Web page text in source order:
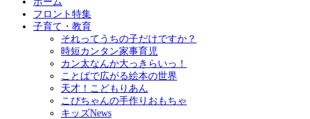
フロント特集
子育て・教育
それってうちの子だけですか？
時短カンタン家事育児
カン太なんか大っきらいっ！
ことばで広がる絵本の世界
天才！こどもりあん
こぴちゃんの手作りおもちゃ
キッズNews